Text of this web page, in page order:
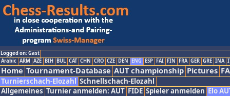
Logged on: Gast
Arabic ARM AZE BIH BUL CAT CHN CRO CZE DEN ENG ESP FAI FIN FRA GER GRE INA
Home Tournament-Database AUT championship Pictures
Turnierschach-Elozahl Schnellschach-Elozahl
Allgemeines Turnier anmelden: AUT FIDE Spieler anmelden Elo